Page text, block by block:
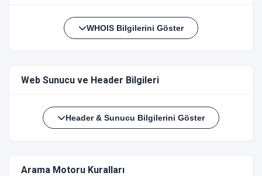
WHOIS Bilgilerini Göster
Web Sunucu ve Header Bilgileri
Header & Sunucu Bilgilerini Göster
Arama Motoru Kuralları